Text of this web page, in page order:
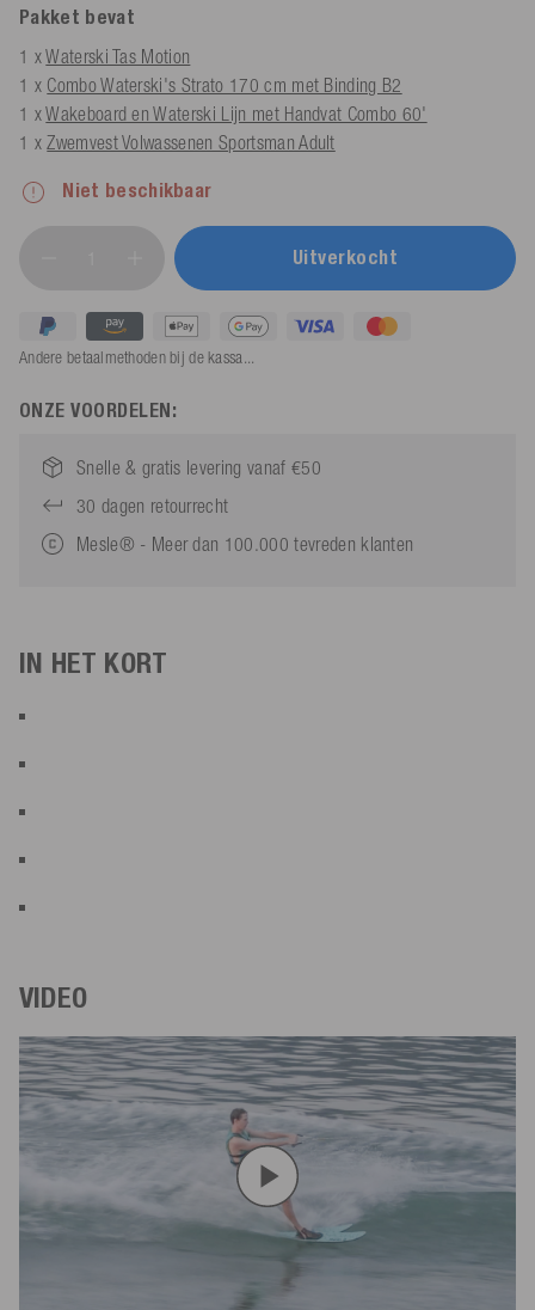
Pakket bevat
1 xWaterski Tas Motion
1 x Combo Waterski's Strato 170 cm met Binding B2
1 xWakeboard en Waterski Lijn met Handvat Combo 60'
1 xZwemvest Volwassenen Sportsman Adult
Niet beschikbaar
Uitverkocht
Andere betaalmethoden bij de kassa...
ONZE VOORDELEN:
Snelle & gratis levering vanaf €50
30 dagen retourrecht
Mesle® - Meer dan 100.000 tevreden klanten
IN HET KORT
VIDEO